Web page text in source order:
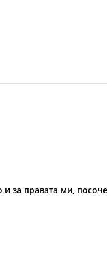
за правата ми,